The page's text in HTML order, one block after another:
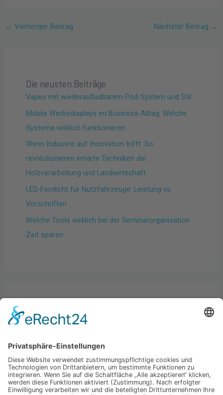
← Vorheriger Beitrag Nächster Beitrag →
Die neusten Beiträge
Vapes mit wiederaufladbarem Pod-System und Stil
Mobile Werbedisplays im Business-Alltag: Welche
Systeme wirklich funktionieren
Wenn Industrie auf Innovation trifft: So
revolutionieren smarte Techniken die
Holzverarbeitung und Landwirtschaft
LED-Fernlicht für Nutzfahrzeuge: Leistung vs.
Vorschriften
Welche Tools wirklich bei der Seminarorganisation
Zeit sparen
Kategorien
Best practices
Business
Hardware & Gadgets